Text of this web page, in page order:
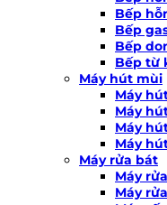
Bếp
Bếp
Bếp
Bếp từ
Máy hút mùi
Máy
Máy
Máy
Máy
Máy rửa bát
Máy
Máy